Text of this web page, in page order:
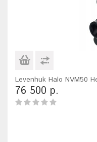
Levenhuk Halo NVM50
76 500 р.